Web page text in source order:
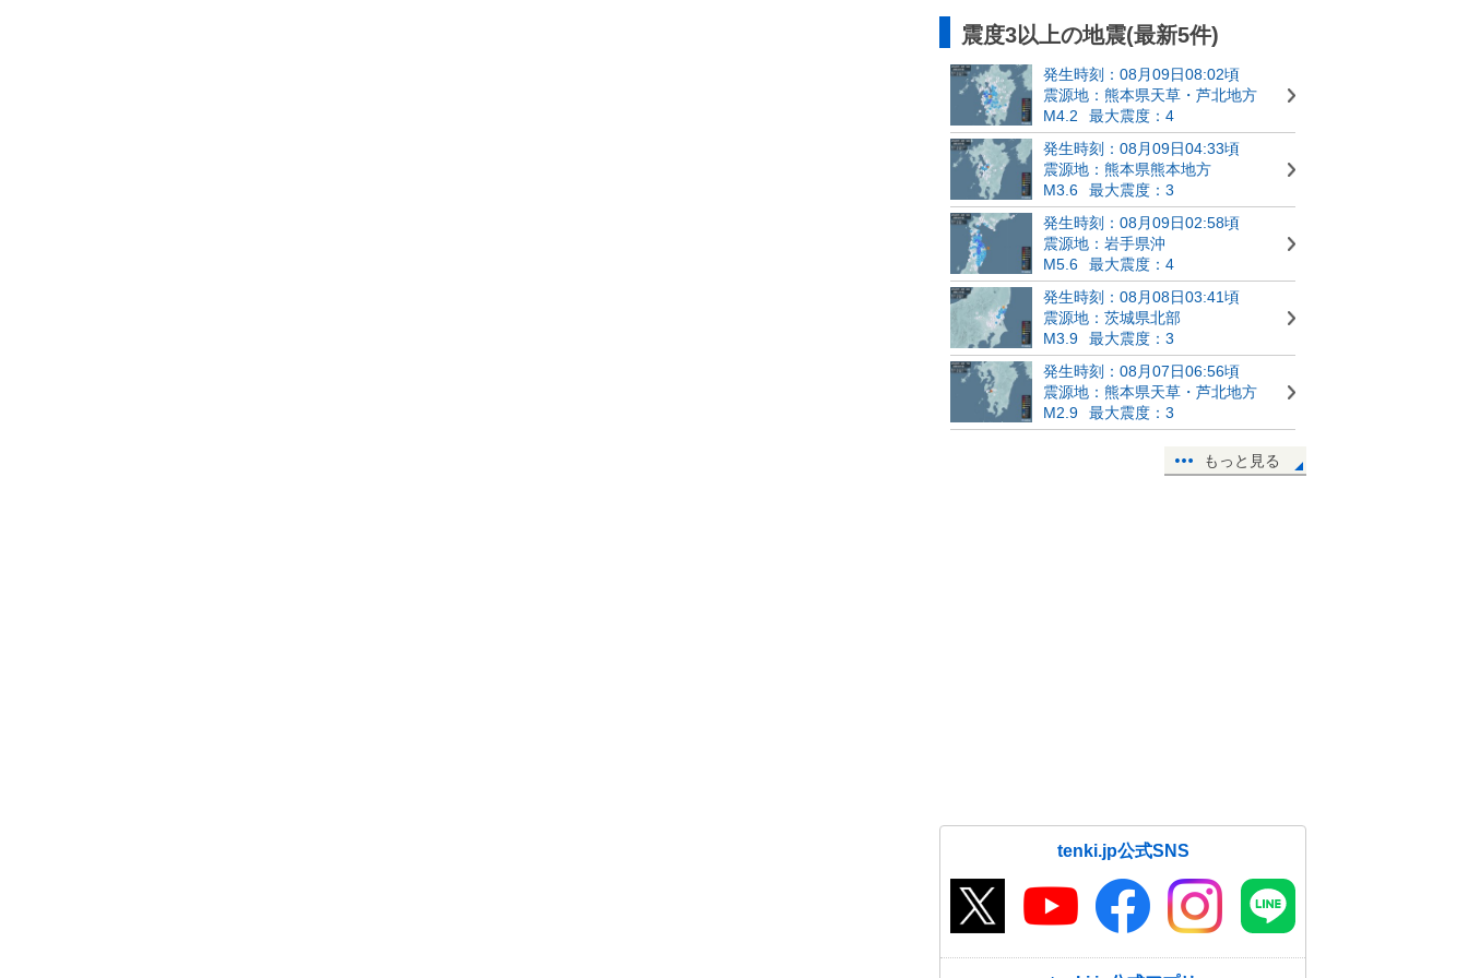
震度3以上の地震(最新5件)
発生時刻：08月09日08:02頃
震源地：熊本県天草・芦北地方
M4.2
最大震度：4
発生時刻：08月09日04:33頃
震源地：熊本県熊本地方
M3.6
最大震度：3
発生時刻：08月09日02:58頃
震源地：岩手県沖
M5.6
最大震度：4
発生時刻：08月08日03:41頃
震源地：茨城県北部
M3.9
最大震度：3
発生時刻：08月07日06:56頃
震源地：熊本県天草・芦北地方
M2.9
最大震度：3
もっと見る
tenki.jp公式SNS